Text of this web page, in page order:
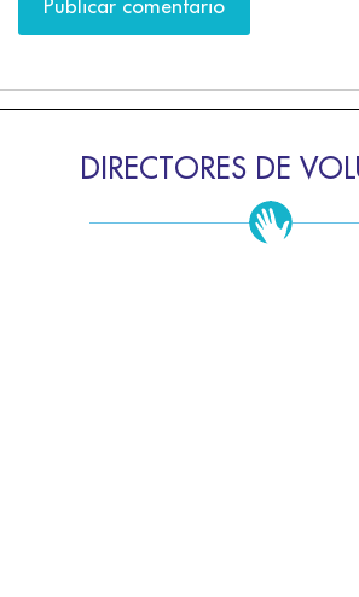
DIRECTORES DE